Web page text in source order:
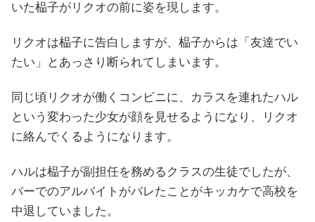
いた榀子がリクオの前に姿を現します。
リクオは榀子に告白しますが、榀子からは「友達でい
たい」とあっさり断られてしまいます。
同じ頃リクオが働くコンビニに、カラスを連れたハル
という変わった少女が顔を見せるようになり、リクオ
に絡んでくるようになります。
ハルは榀子が副担任を務めるクラスの生徒でしたが、
バーでのアルバイトがバレたことがキッカケで高校を
中退していました。